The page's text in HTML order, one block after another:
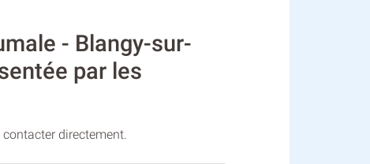
- Blangy-sur-
par les
directement.